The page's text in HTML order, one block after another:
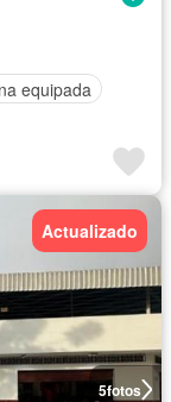
equipada
5fotos
Actualizado